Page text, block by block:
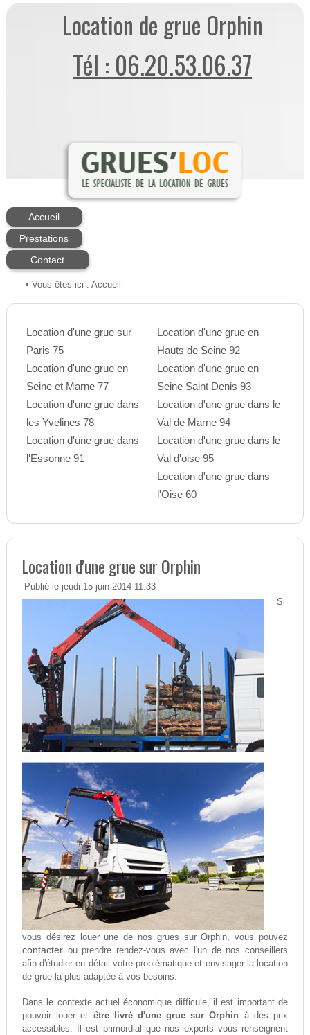
Location de grue Orphin
Tél : 06.20.53.06.37
Accueil
Prestations
Contact
• Vous êtes ici : Accueil
Location d'une grue sur
Paris 75
Location d'une grue en
Seine et Marne 77
Location d'une grue dans
les Yvelines 78
Location d'une grue dans
l'Essonne 91
Location d'une grue en
Hauts de Seine 92
Location d'une grue en
Seine Saint Denis 93
Location d'une grue dans le
Val de Marne 94
Location d'une grue dans le
Val d'oise 95
Location d'une grue dans
l'Oise 60
Location d'une grue sur Orphin
Publié le jeudi 15 juin 2014 11:33
Si
vous désirez louer une de nos grues sur Orphin, vous pouvez
contacterou prendre rendez-vous avec l'un de nos conseillers
afin d'étudier en détail votre problématique et envisager la location
de grue la plus adaptée à vos besoins.
Dans le contexte actuel économique difficule, il est important de
pouvoir louer et être livré d'une grue sur Orphin à des prix
accessibles. Il est primordial que nos experts vous renseignent